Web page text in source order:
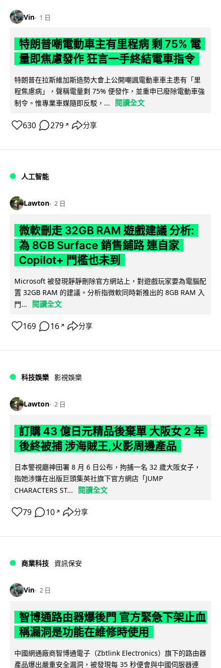
Vin 1 日
特朗普嘲電動車主有里程病 剩 75% 電
量即焦慮發作 狂言一手終結電車指令
特朗普在拉斯維加斯造勢大會上公開嘲諷電動車車主患有「里
程焦慮病」，聲稱電量剩 75% 便發作，並重申已廢除電動車強
制令。惟專業車媒隨即反駁，...
閱讀全文
630 279 ↗ 分享
人工智能
Lawton 2 日
微軟刪走 32GB RAM 遊戲建議 分析:
為 8GB Surface 銷售鋪路 連自家
Copilot+ 門檻也未到
Microsoft 被發現靜靜刪除官方網站上，對遊戲玩家要為電腦配
置 32GB RAM 的建議。分析指微軟同時新推出的 8GB RAM 入
門...
閱讀全文
169 16 ↗ 分享
科技娛樂 影視娛樂
Lawton 2 日
訂購 43 億日元精品後棄單 大阪女 2 年
後終被捕 涉海賊王,火影周邊產品
日本警視廳神田署 8 月 6 日公布，拘捕一名 32 歲大阪女子，
指她涉嫌在出版巨頭集英社旗下官方網店「JUMP
CHARACTERS ST...
閱讀全文
79 10 ↗ 分享
商業科技 資訊保安
Vin 2 日
智博通路由器爆後門 官方緊急下架止血
稱漏洞是功能在維修時使用
中國網通廠商智博通電子（Zbtlink Electronics）旗下的路由器
產品爆出嚴重安全漏洞，被發現每 35 秒便會與中國伺服器連